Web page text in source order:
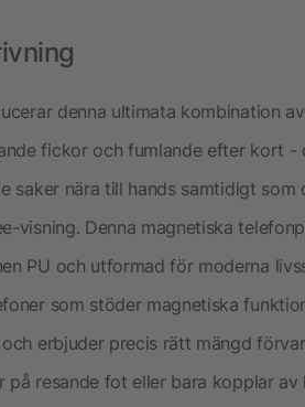
denna ultimata kombination
fickor och fumlande efter kort -
saker nära till hands samtidigt
visning. Denna magnetiska
PU och utformad för moderna
som stöder magnetiska
erbjuder precis rätt mängd
på resande fot eller bara kopplar